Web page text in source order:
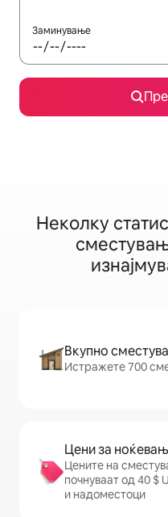
Заминување
Неколку
Вкупно
Истражете 700
Цени за
Цените на
почнуваат од 40 $
и надоместоци